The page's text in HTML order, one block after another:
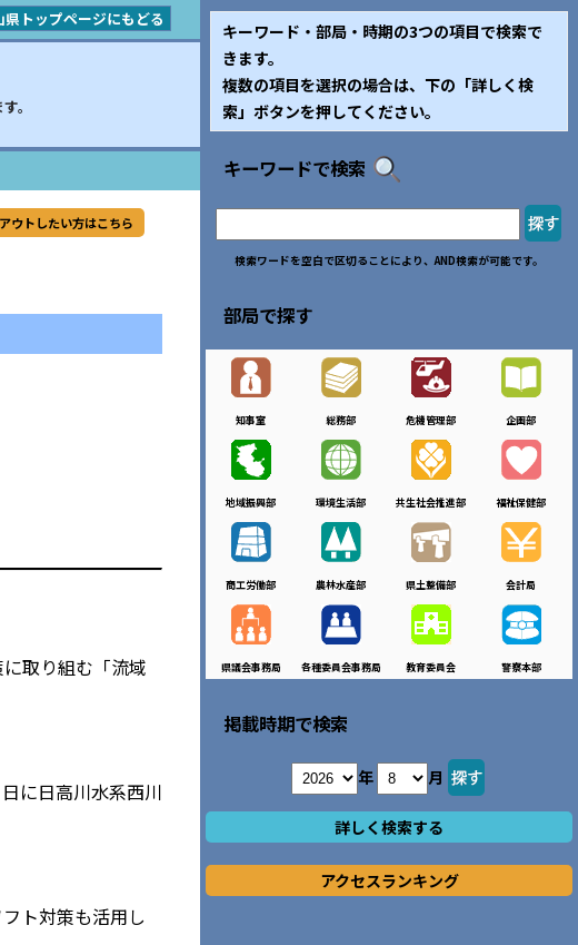
県トップページにもどる
。
ウトしたい方はこちら
取り組む「流域
に日高川水系西川
ト対策も活用し
キーワード・部局・時期の3つの項目で検索で
きます。
複数の項目を選択の場合は、下の「詳しく検
索」ボタンを押してください。
キーワードで検索
検索ワードを空白で区切ることにより、AND検索が可能です。
部局で探す
知事室 総務部 危機管理部 企画部
地域振興部 環境生活部 共生社会推進部 福祉保健部
商工労働部 農林水産部 県土整備部 会計局
県議会事務局 各種委員会事務局 教育委員会 警察本部
掲載時期で検索
年 月
詳しく検索する
アクセスランキング